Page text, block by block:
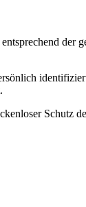
der
Schutz